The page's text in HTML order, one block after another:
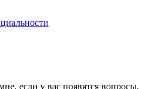
если у вас появятся вопросы.